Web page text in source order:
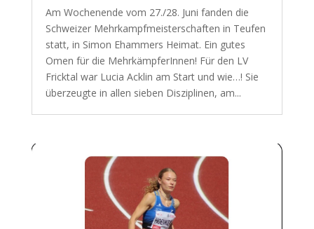
Am Wochenende vom 27./28. Juni fanden die
Schweizer Mehrkampfmeisterschaften in Teufen
statt, in Simon Ehammers Heimat. Ein gutes
Omen für die MehrkämpferInnen! Für den LV
Fricktal war Lucia Acklin am Start und wie…! Sie
überzeugte in allen sieben Disziplinen, am...